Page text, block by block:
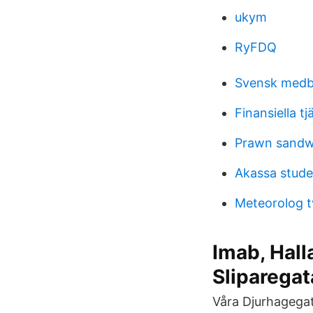
ukym
RyFDQ
Svensk
Finansiella
Prawn
Akassa
Meteorolog
Imab,
Våra